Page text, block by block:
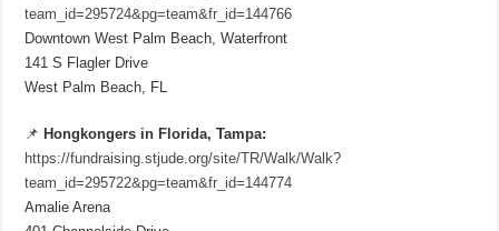
team_id=295724&pg=team&fr_id=144766
Downtown West Palm Beach, Waterfront
141 S Flagler Drive
West Palm Beach, FL
📌 Hongkongers in Florida, Tampa:
https://fundraising.stjude.org/site/TR/Walk/Walk?
team_id=295722&pg=team&fr_id=144774
Amalie Arena